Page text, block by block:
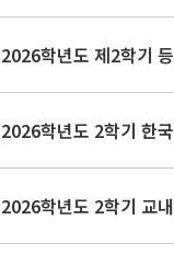
2026학년도 제2학기
2026학년도 2학기 한
2026학년도 2학기 교